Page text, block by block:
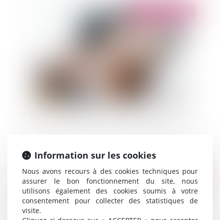
Publié le :28/09/2022
Information sur les cookies
Nous avons recours à des cookies techniques pour
assurer le bon fonctionnement du site, nous
utilisons également des cookies soumis à votre
consentement pour collecter des statistiques de
visite.